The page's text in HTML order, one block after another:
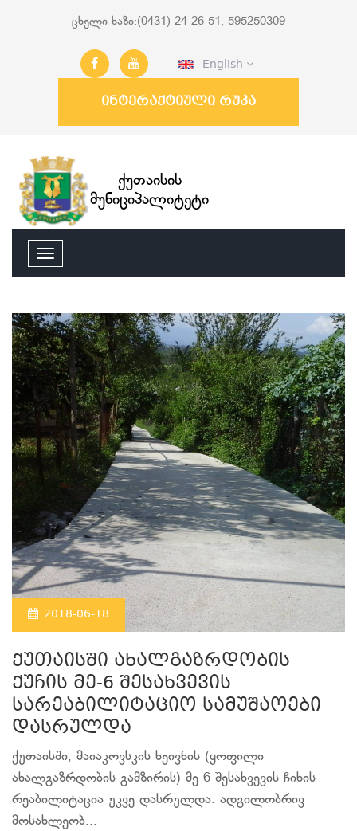
ცხელი ხაზი:(0431) 24-26-51, 595250309
English
ინტერაქტიული რუკა
ქუთაისის
მუნიციპალიტეტი
2018-06-18
ქუთაისში ახალგაზრდობის
ქუჩის მე-6 შესახვევის
სარეაბილიტაციო სამუშაოები
დასრულდა
ქუთაისში, მაიაკოვსკის ხეივნის (ყოფილი
ახალგაზრდობის გამზირის) მე-6 შესახვევის ჩიხის
რეაბილიტაცია უკვე დასრულდა. ადგილობრივ
მოსახლეობ...